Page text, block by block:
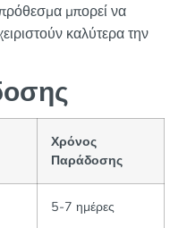
μπορεί να
καλύτερα την
Χρόνος
Παράδοσης
5-7 ημέρες